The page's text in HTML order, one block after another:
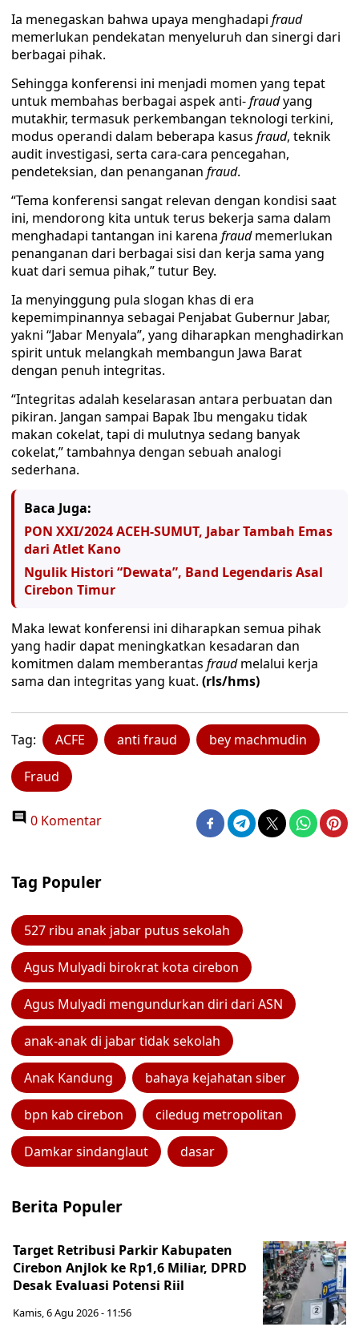
Ia menegaskan bahwa upaya menghadapi fraud
memerlukan pendekatan menyeluruh dan sinergi dari
berbagai pihak.
Sehingga konferensi ini menjadi momen yang tepat
untuk membahas berbagai aspek anti-fraudyang
mutakhir, termasuk perkembangan teknologi terkini,
modus operandi dalam beberapa kasus fraud, teknik
audit investigasi, serta cara-cara pencegahan,
pendeteksian, dan penanganan fraud.
“Tema konferensi sangat relevan dengan kondisi saat
ini, mendorong kita untuk terus bekerja sama dalam
menghadapi tantangan ini karena fraudmemerlukan
penanganan dari berbagai sisi dan kerja sama yang
kuat dari semua pihak,” tutur Bey.
Ia menyinggung pula slogan khas di era
kepemimpinannya sebagai Penjabat Gubernur Jabar,
yakni “Jabar Menyala”, yang diharapkan menghadirkan
spirit untuk melangkah membangun Jawa Barat
dengan penuh integritas.
“Integritas adalah keselarasan antara perbuatan dan
pikiran. Jangan sampai Bapak Ibu mengaku tidak
makan cokelat, tapi di mulutnya sedang banyak
cokelat,” tambahnya dengan sebuah analogi
sederhana.
Baca Juga:
PON XXI/2024 ACEH-SUMUT, Jabar Tambah Emas
dari Atlet Kano
Ngulik Histori “Dewata”, Band Legendaris Asal
Cirebon Timur
Maka lewat konferensi ini diharapkan semua pihak
yang hadir dapat meningkatkan kesadaran dan
komitmen dalam memberantas fraudmelalui kerja
sama dan integritas yang kuat. (rls/hms)
Tag: ACFE anti fraud bey machmudin
Fraud
0 Komentar
Tag Populer
527 ribu anak jabar putus sekolah
Agus Mulyadi birokrat kota cirebon
Agus Mulyadi mengundurkan diri dari ASN
anak-anak di jabar tidak sekolah
Anak Kandung bahaya kejahatan siber
bpn kab cirebon ciledug metropolitan
Damkar sindanglaut dasar
Berita Populer
Target Retribusi Parkir Kabupaten
Cirebon Anjlok ke Rp1,6 Miliar, DPRD
Desak Evaluasi Potensi Riil
Kamis, 6 Agu 2026 - 11:56